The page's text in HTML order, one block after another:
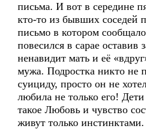
письма. И вот в середине
кто-то из бывших соседей
письмо в котором
повесился в сарае оставив
ненавидит мать и её
мужа. Подростка никто не
суициду, просто он не
любила не только его!
такое Любовь и чувство
живут только